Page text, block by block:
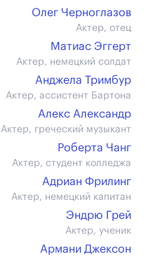
Олег Черноглазов
Актер, отец
Матиас Эггерт
Актер, немецкий солдат
Анджела Тримбур
Актер, ассистент Бартона
Алекс Александр
Актер, греческий музыкант
Роберта Чанг
Актер, студент колледжа
Адриан Фрилинг
Актер, немецкий капитан
Эндрю Грей
Актер, ученик
Армани Джексон